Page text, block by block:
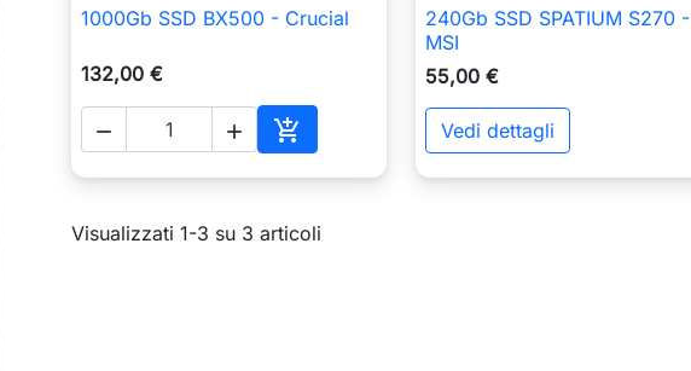
 Anteprima
1000Gb SSD BX500 - Crucial
132,00 €
  
Aggiungi al carrello
 Anteprima
240Gb SSD SPATIUM S270 -
MSI
55,00 €
Vedi dettagli
Visualizzati 1-3 su 3 articoli